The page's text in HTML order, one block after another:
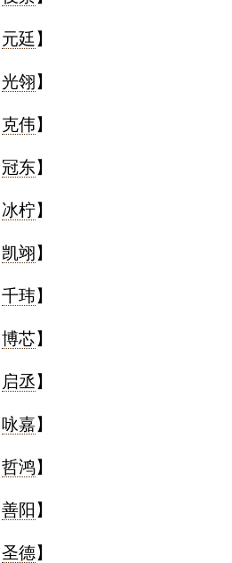
元廷 】
光翎】
克伟】
冠东】
冰柠】
凯翊】
千玮】
博芯】
启丞】
咏嘉】
哲鸿】
善阳 】
圣德】